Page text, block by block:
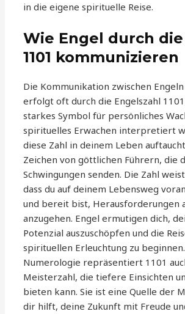
in die eigene spirituelle Reise.
Wie Engel durch
1101 kommunizieren
Die Kommunikation zwischen
erfolgt oft durch die Engelszahl
starkes Symbol für persönliches
spirituelles Erwachen interpretiert
diese Zahl in deinem Leben
Zeichen von göttlichen Führern, die
Schwingungen senden. Die Zahl
dass du auf deinem Lebensweg
und bereit bist, Herausforderungen
anzugehen. Engel ermutigen dich,
Potenzial auszuschöpfen und die
spirituellen Erleuchtung zu
Numerologie repräsentiert 1101
Meisterzahl, die tiefere Einsichten
bieten kann. Sie ist eine Quelle der
dir hilft, deine Zukunft mit Freude